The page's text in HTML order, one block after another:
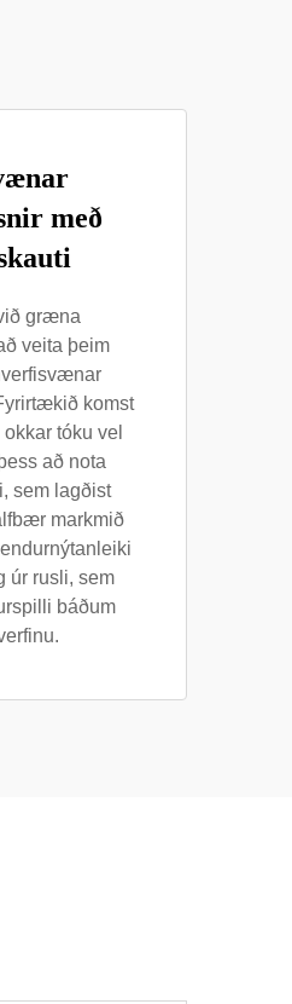
með
græna
veita þeim
komst
tóku vel
að nota
sem lagðist
markmið
úr rusli, sem
báðum